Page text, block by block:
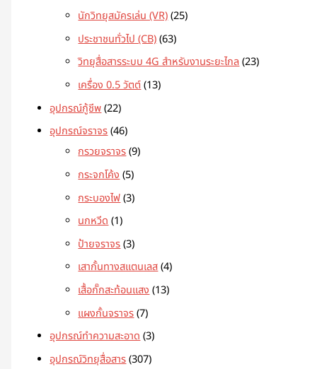
นักวิทยุสมัครเล่น (VR) 25
ประชาชนทั่วไป (CB) 63
วิทยุสื่อสารระบบ 4G สำหรับงานระยะไกล 23
เครื่อง 0.5 วัตต์ 13
อุปกรณ์กู้ชีพ 22
อุปกรณ์จราจร 46
กรวยจราจร 9
กระจกโค้ง 5
กระบองไฟ 3
นกหวีด 1
ป้ายจราจร 3
เสากั้นทางสแตนเลส 4
เสื้อกั๊กสะท้อนแสง 13
แผงกั้นจราจร 7
อุปกรณ์ทำความสะอาด 3
อุปกรณ์วิทยุสื่อสาร 307